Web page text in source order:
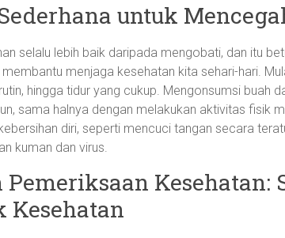
untuk
selalu lebih baik daripada mengobati, dan itu
menjaga kesehatan kita sehari-hari.
hingga tidur yang cukup. Mengonsumsi buah
sama halnya dengan melakukan aktivitas fisik
diri, seperti mencuci tangan secara
kuman dan virus.
Pemeriksaan Kesehatan:
Kesehatan